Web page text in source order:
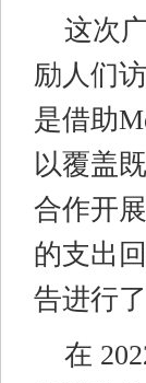
这次
励人们
是借助
以覆盖
合作开
的支出
告进行了
在